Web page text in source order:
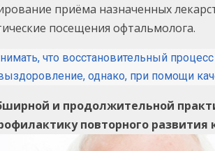
приёма назначенных
посещения офтальмолога.
что восстановительный
однако, при помощи
и продолжительной
повторного развития